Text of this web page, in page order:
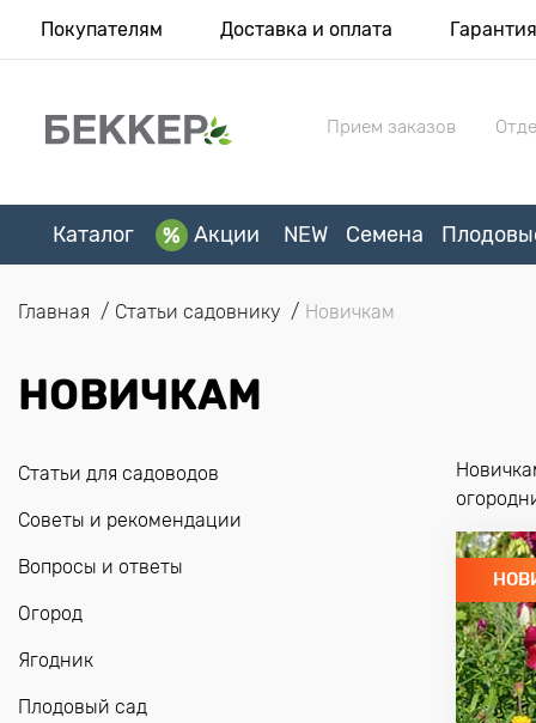
Покупателям Доставка и оплата Гарантия
Прием заказов
Каталог Акции NEW Семена
Главная Статьи садовнику Новичкам
НОВИЧКАМ
Статьи для садоводов
Советы и рекомендации
Вопросы и ответы
Огород
Ягодник
Плодовый сад